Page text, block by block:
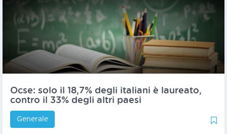
Ocse: solo il 18,7% degli italiani è laureato,
contro il 33% degli altri paesi
00
Generale